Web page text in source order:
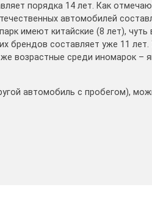
порядка 14 лет. Как
автомобилей
имеют китайские (8 лет), чуть
брендов составляет уже 11 лет.
возрастные среди иномарок –
автомобиль с пробегом),